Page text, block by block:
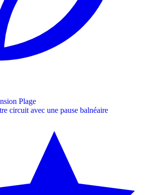
Plage
circuit avec une pause balnéaire